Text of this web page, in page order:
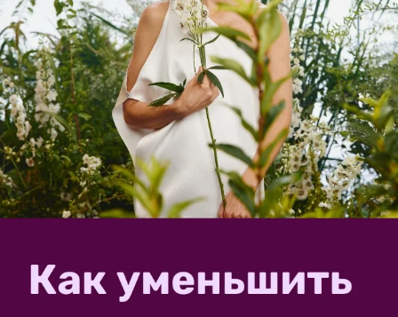
spartisan
Сибирский партизан
9 февраля 2016, 20:18
Замульчируйте черной полиэтиленовой пленкой —
она предотвратит испарение влаги.
Без воды (если земля будет реально пересохшая и не
просто корочка) нормальный урожай получить
невозможно. Если плодородный грунт уходит
достаточно глубоко, то корни воду достанут, но от
культуры, сорта и агротехники зависит, насколько
Ответить ✿